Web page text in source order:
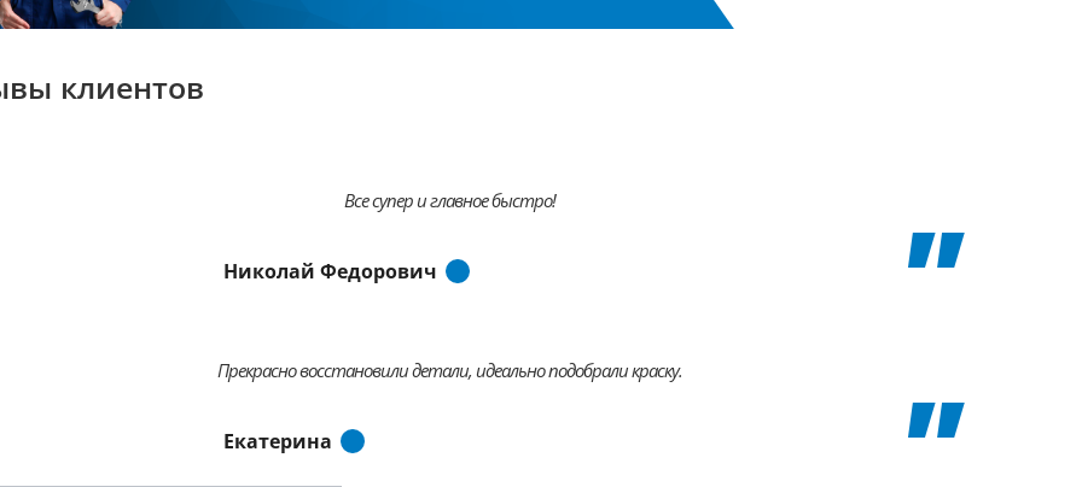
клиентов
Все супер и главное быстро!
Николай Федорович
Прекрасно восстановили детали, идеально подобрали краску.
Екатерина